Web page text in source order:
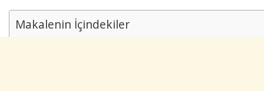
Makalenin İçindekiler